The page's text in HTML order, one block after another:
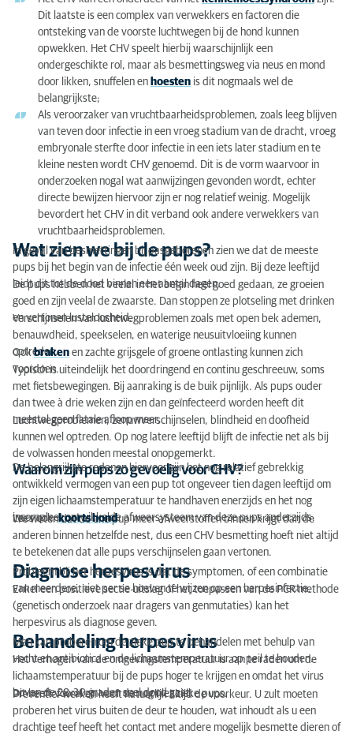
Dit laatste is een complex van verwekkers en factoren die
ontsteking van de voorste luchtwegen bij de hond kunnen
opwekken. Het CHV speelt hierbij waarschijnlijk een
ondergeschikte rol, maar als besmettingsweg via neus en mond
door likken, snuffelen en hoesten is dit nogmaals wel de
belangrijkste;
Als veroorzaker van vruchtbaarheidsproblemen, zoals leeg blijven
van teven door infectie in een vroeg stadium van de dracht, vroeg
embryonale sterfte door infectie in een iets later stadium en te
kleine nesten wordt CHV genoemd. Dit is de vorm waarvoor in
onderzoeken nogal wat aanwijzingen gevonden wordt, echter
directe bewijzen hiervoor zijn er nog relatief weinig. Mogelijk
bevordert het CHV in dit verband ook andere verwekkers van
vruchtbaarheidsproblemen.
Wat zien we bij de pups?
In geval van besmettingen bij pasgeborenen zien we dat de meeste
pups bij het begin van de infectie één week oud zijn. Bij deze leeftijd
leidt dit tot de dood binnen een aantal dagen.
De pups hebben het veelal in het begin heel goed gedaan, ze groeien
goed en zijn veelal de zwaarste. Dan stoppen ze plotseling met drinken
en vertonen lusteloosheid.
Verschijnselen van luchtwegproblemen zoals met open bek ademen,
benauwdheid, speekselen, en waterige neusuitvloeiing kunnen
optreden.
Ookbraken en zachte grijsgele of groene ontlasting kunnen zich
voordoen.
Typisch is uiteindelijk het doordringend en continu geschreeuw, soms
met fietsbewegingen. Bij aanraking is de buik pijnlijk. Als pups ouder
dan twee à drie weken zijn en dan geïnfecteerd worden heeft dit
meestal geen fatale afloop meer.
Luchtwegproblemen, zenuwverschijnselen, blindheid en doofheid
kunnen wel optreden. Op nog latere leeftijd blijft de infectie net als bij
de volwassen honden meestal onopgemerkt.
Waarom zijn pups zo gevoelig voor CHV?
De belangrijkste redenen hiervoor zijn het nog relatief gebrekkig
ontwikkeld vermogen van een pup tot ongeveer tien dagen leeftijd om
zijn eigen lichaamstemperatuur te handhaven enerzijds en het nog
incompleet ontwikkelde afweersysteem van deze pups anderzijds.
Lees ook:koorts hond
We weten dat de ene pup meer afweerstoffen binnen krijgt dan de
anderen binnen hetzelfde nest, dus een CHV besmetting hoeft niet altijd
te betekenen dat alle pups verschijnselen gaan vertonen.
Diagnose herpesvirus
Probleem bij het herpesvirus is dat de symptomen, of een combinatie
van meerdere, niet per se hoeven te wijzen op een herpesinfectie.
Enkel een positieve sectie-uitslag of het toepassen van de PCR-methode
(genetisch onderzoek naar dragers van genmutaties) kan het
herpesvirus als diagnose geven.
Behandeling herpesvirus
Men kan proberen om de zieke pup te behandelen met behulp van
vocht en antibiotica en de lichaamstemperatuur op peil te houden.
Het verhogen van de omgevingstemperatuur is aan te raden om de
lichaamstemperatuur bij de pups hoger te krijgen en omdat het virus
boven de 28-30 graden snel dood gaat.
Dit heeft vooral zin voor de nog niet zieke pups.
Preventief werken heeft natuurlijk altijd de voorkeur. U zult moeten
proberen het virus buiten de deur te houden, wat inhoudt als u een
drachtige teef heeft het contact met andere mogelijk besmette dieren of